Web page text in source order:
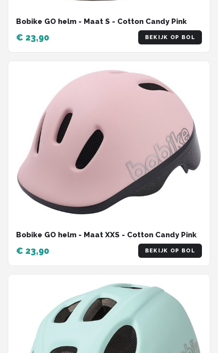
Bobike GO helm - Maat S - Cotton Candy Pink
€ 23,90 BEKIJK OP BOL
Bobike GO helm - Maat XXS - Cotton Candy Pink
€ 23,90 BEKIJK OP BOL